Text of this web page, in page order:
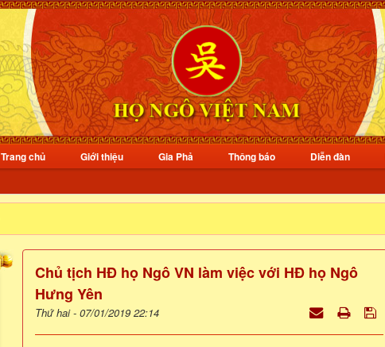
Trang chủ Giới thiệu Gia Phả Thông báo Diễn đàn
Chủ tịch HĐ họ Ngô VN làm việc với HĐ họ Ngô
Hưng Yên
Thứ hai - 07/01/2019 22:14